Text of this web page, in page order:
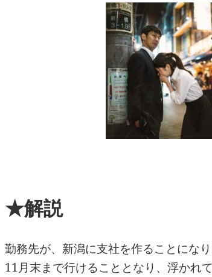
★解説
勤務先が、新潟に支社を作ることにな
11月末まで行けることとなり、浮かれ